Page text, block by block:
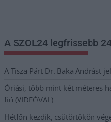
A SZOL24 legfrissebb
A Tisza Párt Dr. Baka Andrást
Óriási, több mint két méteres
fiú (VIDEÓVAL)
Hétfőn kezdik, csütörtökön